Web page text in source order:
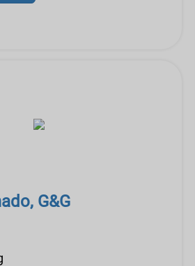
G&G